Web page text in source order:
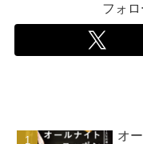
フォロ
オ